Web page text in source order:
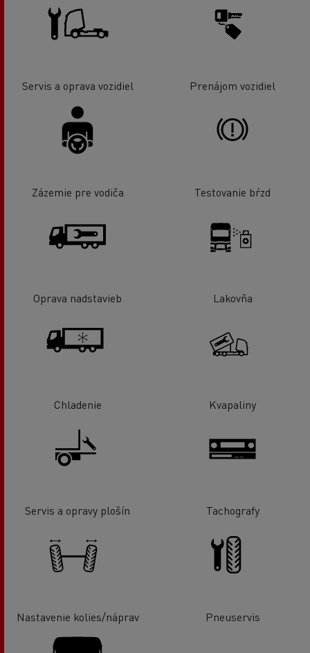
Servis a oprava vozidiel Prenájom vozidiel
Zázemie pre vodiča Testovanie bŕzd
Oprava nadstavieb Lakovňa
Chladenie Kvapaliny
Servis a opravy plošín Tachografy
Nastavenie kolies/náprav Pneuservis